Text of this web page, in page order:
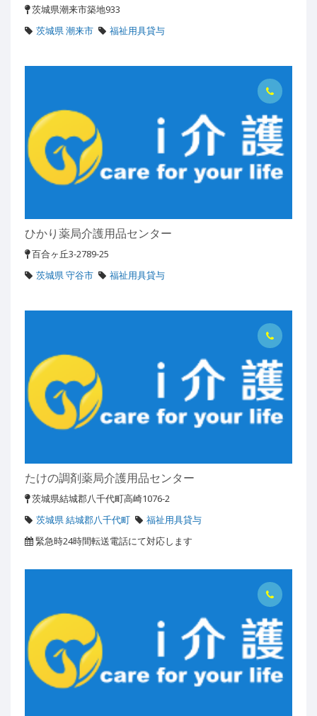
茨城県潮来市築地933
茨城県 潮来市
福祉用具貸与
ひかり薬局介護用品センター
百合ヶ丘3-2789-25
茨城県 守谷市
福祉用具貸与
たけの調剤薬局介護用品センター
茨城県結城郡八千代町高崎1076-2
茨城県 結城郡八千代町
福祉用具貸与
緊急時24時間転送電話にて対応します